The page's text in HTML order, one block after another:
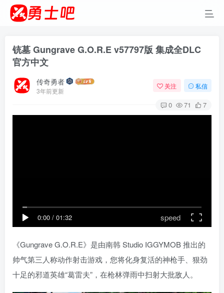
铳墓 Gungrave G.O.R.E v57797版 集成全DLC
官方中文
传奇勇者
3年前更新
关注 私信
0 71 7
0:00 / 01:32 speed
《Gungrave G.O.R.E》是由南韩 Studio IGGYMOB 推出的
帅气第三人称动作射击游戏，您将化身复活的神枪手、狠劲
十足的邪道英雄“葛雷夫”，在枪林弹雨中扫射大批敌人。